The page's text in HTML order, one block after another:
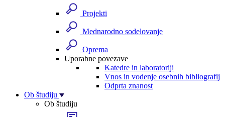
Projekti
Mednarodno sodelovanje
Oprema
Uporabne povezave
Katedre in laboratoriji
Vnos in vodenje osebnih bibliografij
Odprta znanost
Ob študiju
Ob študiju